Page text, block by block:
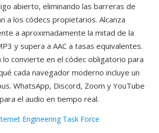
abierto, eliminando las barreras de
a los códecs propietarios. Alcanza
a aproximadamente la mitad de la
y supera a AAC a tasas equivalentes.
lo convierte en el códec obligatorio para
cada navegador moderno incluye un
WhatsApp, Discord, Zoom y YouTube
el audio en tiempo real.
Engineering Task Force